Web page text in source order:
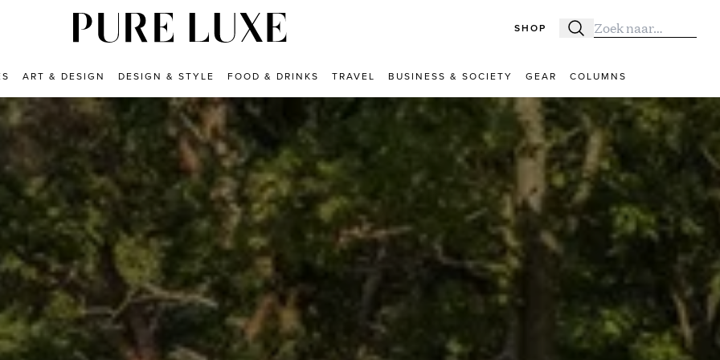
SHOP Zoeken
Zoek naar:
ART & DESIGN DESIGN & STYLE FOOD & DRINKS TRAVEL BUSINESS & SOCIETY GEAR COLUMNS